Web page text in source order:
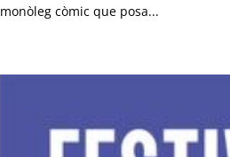
monòleg còmic que posa...